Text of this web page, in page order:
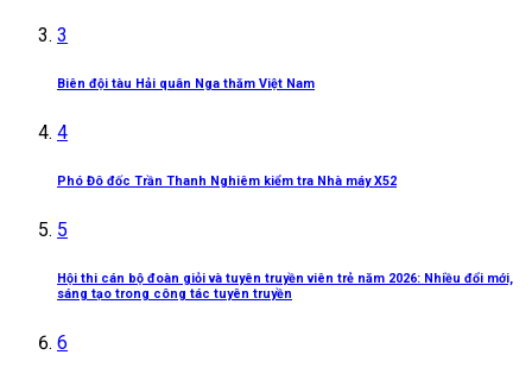
3
Biên đội tàu Hải quân Nga thăm Việt Nam
4
Phó Đô đốc Trần Thanh Nghiêm kiểm tra Nhà máy X52
5
Hội thi cán bộ đoàn giỏi và tuyên truyền viên trẻ năm 2026: Nhiều đổi mới,
sáng tạo trong công tác tuyên truyền
6